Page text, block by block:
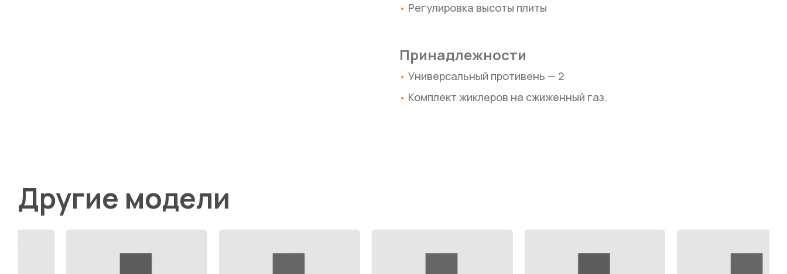
Регулировка высоты плиты
Принадлежности
Универсальный противень — 2
Комплект жиклеров на сжиженный газ.
Другие модели